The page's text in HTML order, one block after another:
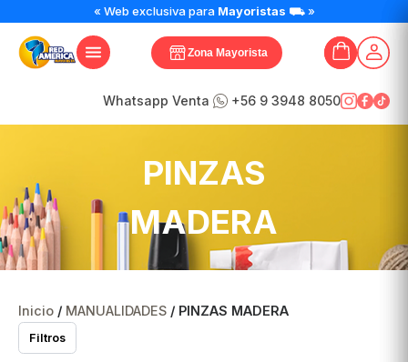
« Web exclusiva para Mayoristas ⛟ »
Zona Mayorista
Whatsapp Venta +56 9 3948 8050
PINZAS
MADERA
Inicio / MANUALIDADES / PINZAS MADERA
Filtros